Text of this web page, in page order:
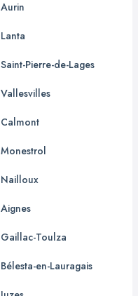
Aurin
Lanta
Saint-Pierre-de-Lages
Vallesvilles
Calmont
Monestrol
Nailloux
Aignes
Gaillac-Toulza
Bélesta-en-Lauragais